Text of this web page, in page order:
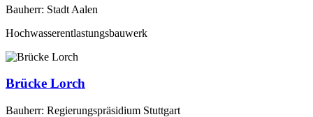
Bauherr: Stadt Aalen
Hochwasserentlastungsbauwerk
Brücke Lorch
Bauherr: Regierungspräsidium Stuttgart